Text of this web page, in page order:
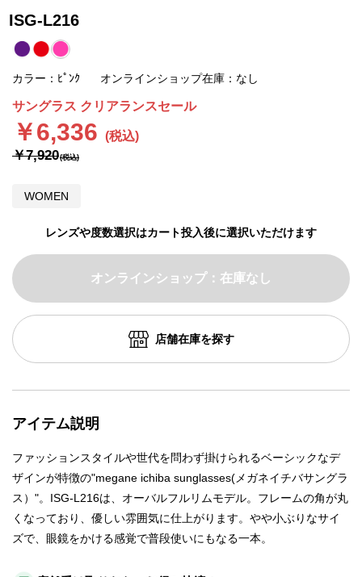
ISG-L216
WOMEN
カラー：ﾋﾟﾝｸ オンラインショップ在庫：なし
レンズや度数選択はカート投入後に選択いただけます
サングラス クリアランスセール
￥6,336
￥7,920
オンラインショップ：在庫なし
店舗在庫を探す
アイテム説明
ファッションスタイルや世代を問わず掛けられるベーシックなデ
ザインが特徴の"megane ichiba sunglasses(メガネイチバサングラ
ス）"。ISG-L216は、オーバルフルリムモデル。フレームの角が丸
くなっており、優しい雰囲気に仕上がります。やや小ぶりなサイ
ズで、眼鏡をかける感覚で普段使いにもなる一本。